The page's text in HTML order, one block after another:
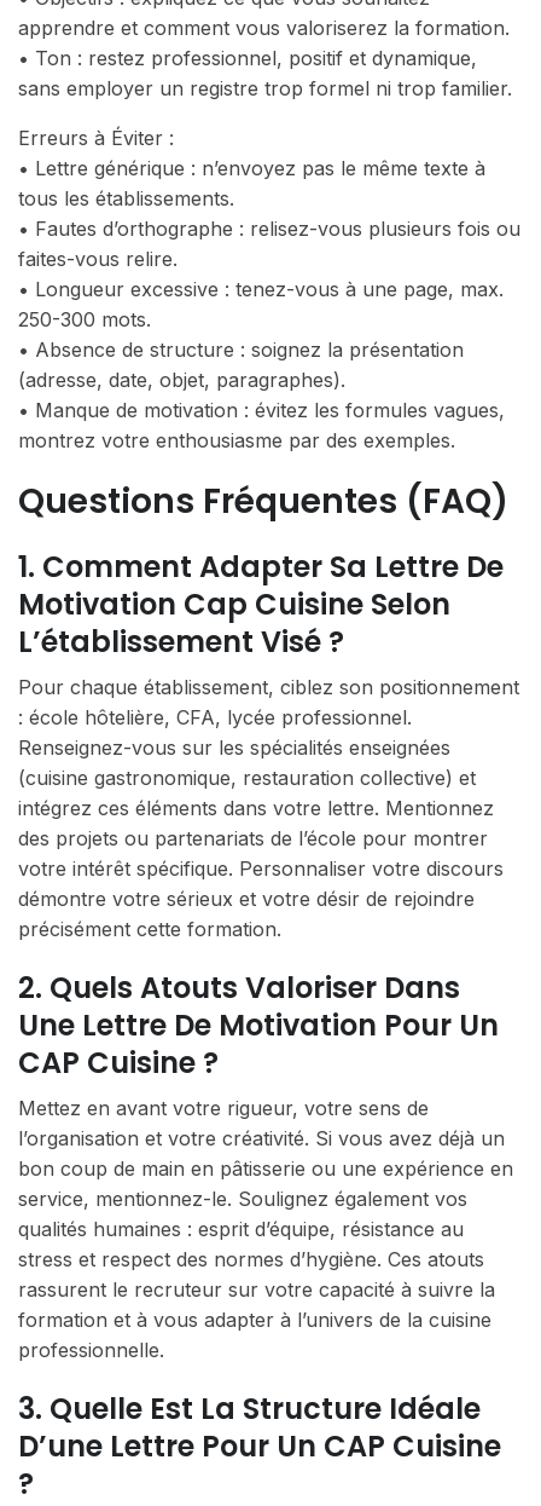
apprendre et comment vous valoriserez la formation.
• Ton : restez professionnel, positif et dynamique,
sans employer un registre trop formel ni trop familier.
Erreurs à Éviter :
• Lettre générique : n’envoyez pas le même texte à
tous les établissements.
• Fautes d’orthographe : relisez-vous plusieurs fois ou
faites-vous relire.
• Longueur excessive : tenez-vous à une page, max.
250-300 mots.
• Absence de structure : soignez la présentation
(adresse, date, objet, paragraphes).
• Manque de motivation : évitez les formules vagues,
montrez votre enthousiasme par des exemples.
Questions Fréquentes (FAQ)
1. Comment Adapter Sa Lettre De
Motivation Cap Cuisine Selon
L’établissement Visé ?
Pour chaque établissement, ciblez son positionnement
: école hôtelière, CFA, lycée professionnel.
Renseignez-vous sur les spécialités enseignées
(cuisine gastronomique, restauration collective) et
intégrez ces éléments dans votre lettre. Mentionnez
des projets ou partenariats de l’école pour montrer
votre intérêt spécifique. Personnaliser votre discours
démontre votre sérieux et votre désir de rejoindre
précisément cette formation.
2. Quels Atouts Valoriser Dans
Une Lettre De Motivation Pour Un
CAP Cuisine ?
Mettez en avant votre rigueur, votre sens de
l’organisation et votre créativité. Si vous avez déjà un
bon coup de main en pâtisserie ou une expérience en
service, mentionnez-le. Soulignez également vos
qualités humaines : esprit d’équipe, résistance au
stress et respect des normes d’hygiène. Ces atouts
rassurent le recruteur sur votre capacité à suivre la
formation et à vous adapter à l’univers de la cuisine
professionnelle.
3. Quelle Est La Structure Idéale
D’une Lettre Pour Un CAP Cuisine
?